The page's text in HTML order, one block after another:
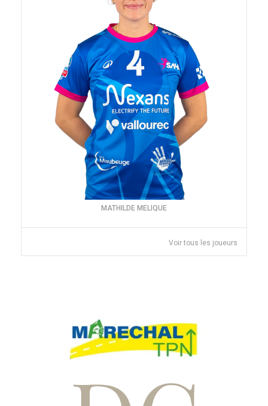
MATHILDE MELIQUE
Voir tous les joueurs